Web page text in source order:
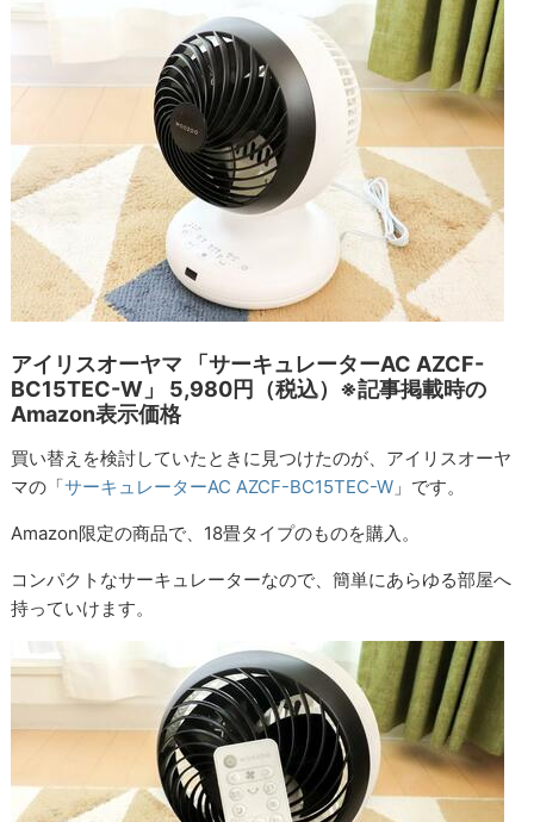
アイリスオーヤマ 「サーキュレーターAC AZCF-
BC15TEC-W」 5,980円（税込）※記事掲載時の
Amazon表示価格
買い替えを検討していたときに見つけたのが、アイリスオーヤ
マの「サーキュレーターAC AZCF-BC15TEC-W 」です。
Amazon限定の商品で、18畳タイプのものを購入。
コンパクトなサーキュレーターなので、簡単にあらゆる部屋へ
持っていけます。